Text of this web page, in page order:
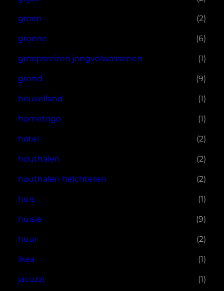
groen (2)
groene (6)
groepsreizen jongvolwassenen (1)
grond (9)
heuvelland (1)
hometogo (1)
hotel (2)
houthalen (2)
houthalen helchteren (2)
huis (1)
huisje (9)
huur (2)
ikea (1)
jacuzzi (1)